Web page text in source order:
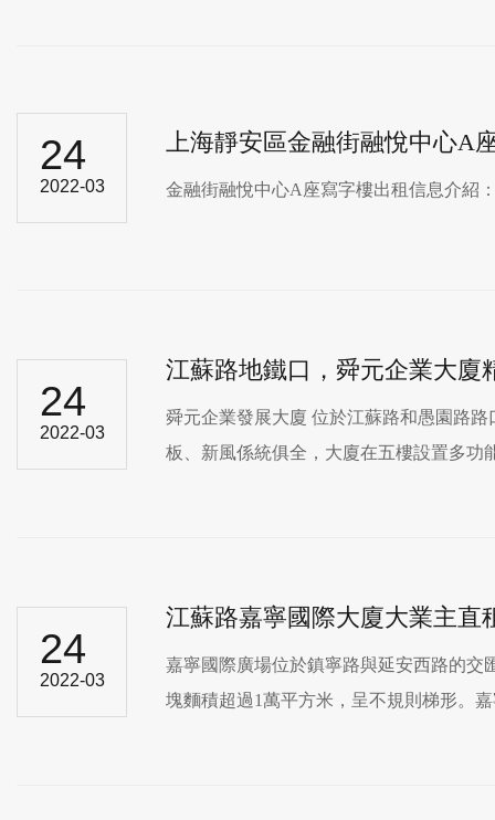
24
2022-03
上海靜安區金融街融悅中心A
金融街融悅中心A座寫字樓出租信息介紹
24
2022-03
江蘇路地鐵口，舜元企業大
舜元企業發展大廈 位於江蘇路和愚園路路口
板、新風係統俱全，大廈在五樓設置多功
24
2022-03
江蘇路嘉寧國際大廈大業主直租
嘉寧國際廣場位於鎮寧路與延安西路的交匯處
塊麵積超過1萬平方米，呈不規則梯形